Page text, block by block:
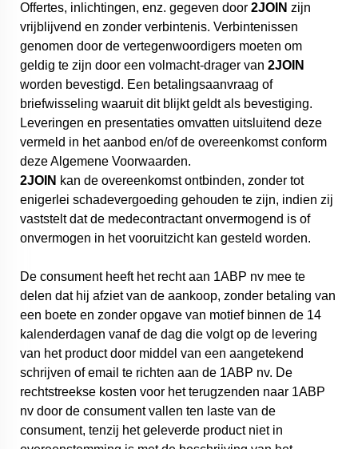
Offertes, inlichtingen, enz. gegeven door 2JOIN zijn
vrijblijvend en zonder verbintenis. Verbintenissen
genomen door de vertegenwoordigers moeten om
geldig te zijn door een volmacht-drager van 2JOIN
worden bevestigd. Een betalingsaanvraag of
briefwisseling waaruit dit blijkt geldt als bevestiging.
Leveringen en presentaties omvatten uitsluitend deze
vermeld in het aanbod en/of de overeenkomst conform
deze Algemene Voorwaarden.
2JOIN kan de overeenkomst ontbinden, zonder tot
enigerlei schadevergoeding gehouden te zijn, indien zij
vaststelt dat de medecontractant onvermogend is of
onvermogen in het vooruitzicht kan gesteld worden.
De consument heeft het recht aan 1ABP nv mee te
delen dat hij afziet van de aankoop, zonder betaling van
een boete en zonder opgave van motief binnen de 14
kalenderdagen vanaf de dag die volgt op de levering
van het product door middel van een aangetekend
schrijven of email te richten aan de 1ABP nv. De
rechtstreekse kosten voor het terugzenden naar 1ABP
nv door de consument vallen ten laste van de
consument, tenzij het geleverde product niet in